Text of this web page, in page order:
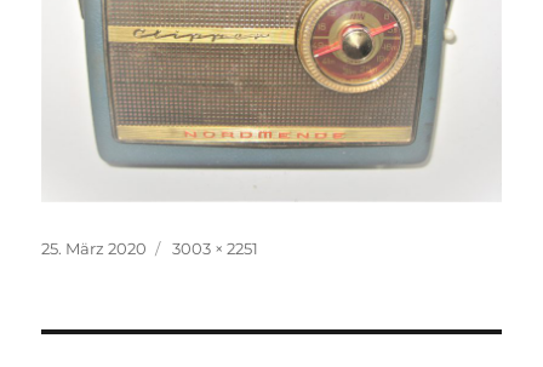
Veröffentlicht
25. März 2020
Volle
3003 × 2251